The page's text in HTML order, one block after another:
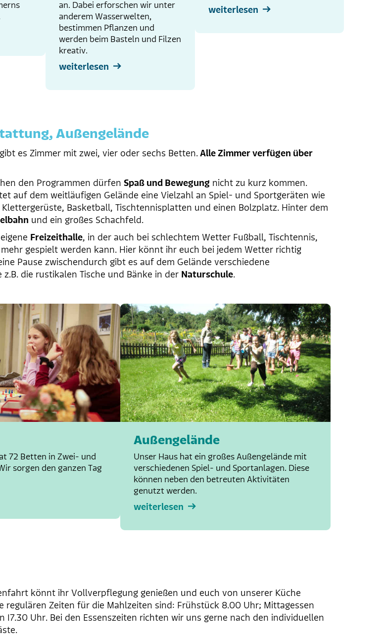
an. Dabei erforschen wir unter
anderem Wasserwelten,
bestimmen Pflanzen und
werden beim Basteln und Filzen
kreativ.
weiterlesen
weiterlesen
Außengelände
es Zimmer mit zwei, vier oder sechs Betten. Alle Zimmer verfügen über
den Programmen dürfen Spaß und Bewegung nicht zu kurz kommen.
auf dem weitläufigen Gelände eine Vielzahl an Spiel- und Sportgeräten wie
, Klettergerüste, Basketball, Tischtennisplatten und einen Bolzplatz. Hinter dem
und ein großes Schachfeld.
Freizeithalle , in der auch bei schlechtem Wetter Fußball, Tischtennis,
gespielt werden kann. Hier könnt ihr euch bei jedem Wetter richtig
Pause zwischendurch gibt es auf dem Gelände verschiedene
z.B. die rustikalen Tische und Bänke in der Naturschule
72 Betten in Zwei- und
sorgen den ganzen Tag
Außengelände
Unser Haus hat ein großes Außengelände mit
verschiedenen Spiel- und Sportanlagen. Diese
können neben den betreuten Aktivitäten
genutzt werden.
weiterlesen
könnt ihr Vollverpflegung genießen und euch von unserer Küche
regulären Zeiten für die Mahlzeiten sind: Frühstück 8.00 Uhr; Mittagessen
17.30 Uhr. Bei den Essenszeiten richten wir uns gerne nach den individuellen